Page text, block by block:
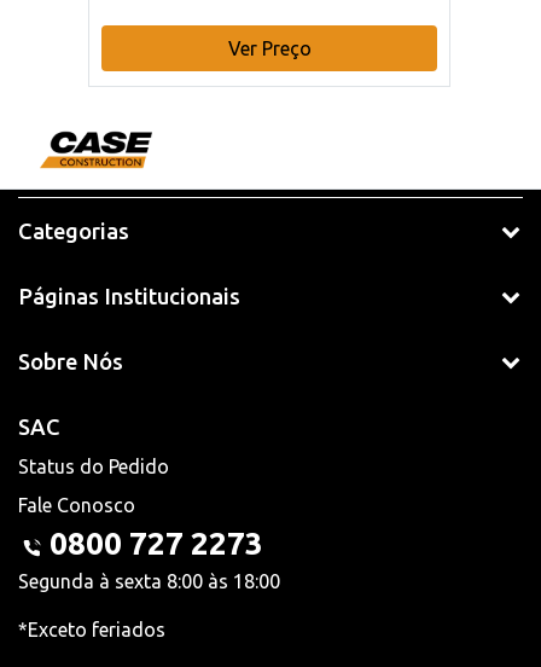
Ver Preço
Categorias
Páginas Institucionais
Sobre Nós
SAC
Status do Pedido
Fale Conosco
0800 727 2273
Segunda à sexta 8:00 às 18:00
*Exceto feriados